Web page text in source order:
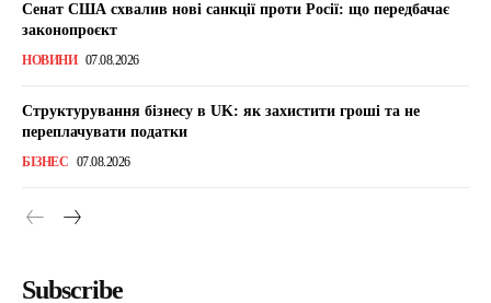
Сенат США схвалив нові санкції проти Росії: що передбачає
законопроєкт
НОВИНИ 07.08.2026
Структурування бізнесу в UK: як захистити гроші та не
переплачувати податки
БІЗНЕС 07.08.2026
Subscribe